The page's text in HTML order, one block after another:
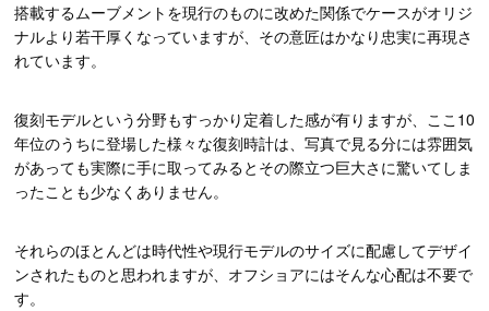
搭載するムーブメントを現行のものに改めた関係でケースがオリジ
ナルより若干厚くなっていますが、その意匠はかなり忠実に再現さ
れています。
復刻モデルという分野もすっかり定着した感が有りますが、ここ10
年位のうちに登場した様々な復刻時計は、写真で見る分には雰囲気
があっても実際に手に取ってみるとその際立つ巨大さに驚いてしま
ったことも少なくありません。
それらのほとんどは時代性や現行モデルのサイズに配慮してデザイ
ンされたものと思われますが、オフショアにはそんな心配は不要で
す。